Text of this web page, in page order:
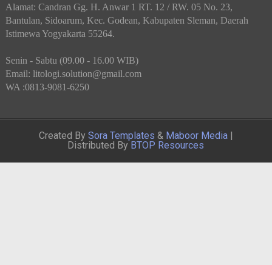
Alamat: Candran Gg. H. Anwar 1 RT. 12 / RW. 05 No. 23,
Bantulan, Sidoarum, Kec. Godean, Kabupaten Sleman, Daerah
Istimewa Yogyakarta 55264.
Senin - Sabtu (09.00 - 16.00 WIB)
Email: litologi.solution@gmail.com
WA :0813-9081-6250
Created By Sora Templates & Maboor Media|
Distributed By BTOP Resources